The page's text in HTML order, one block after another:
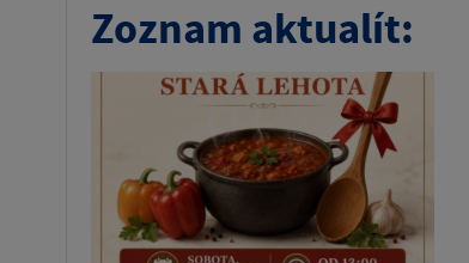
Zoznam aktualít: